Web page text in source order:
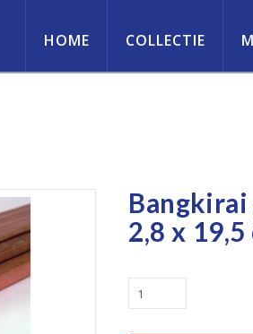
HOME COLLECTIE
Bangkirai
2,8 x 19,5
Bangkirai
geschaafde